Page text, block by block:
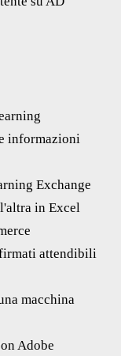
informazioni
Exchange
in Excel
attendibili
macchina
Adobe